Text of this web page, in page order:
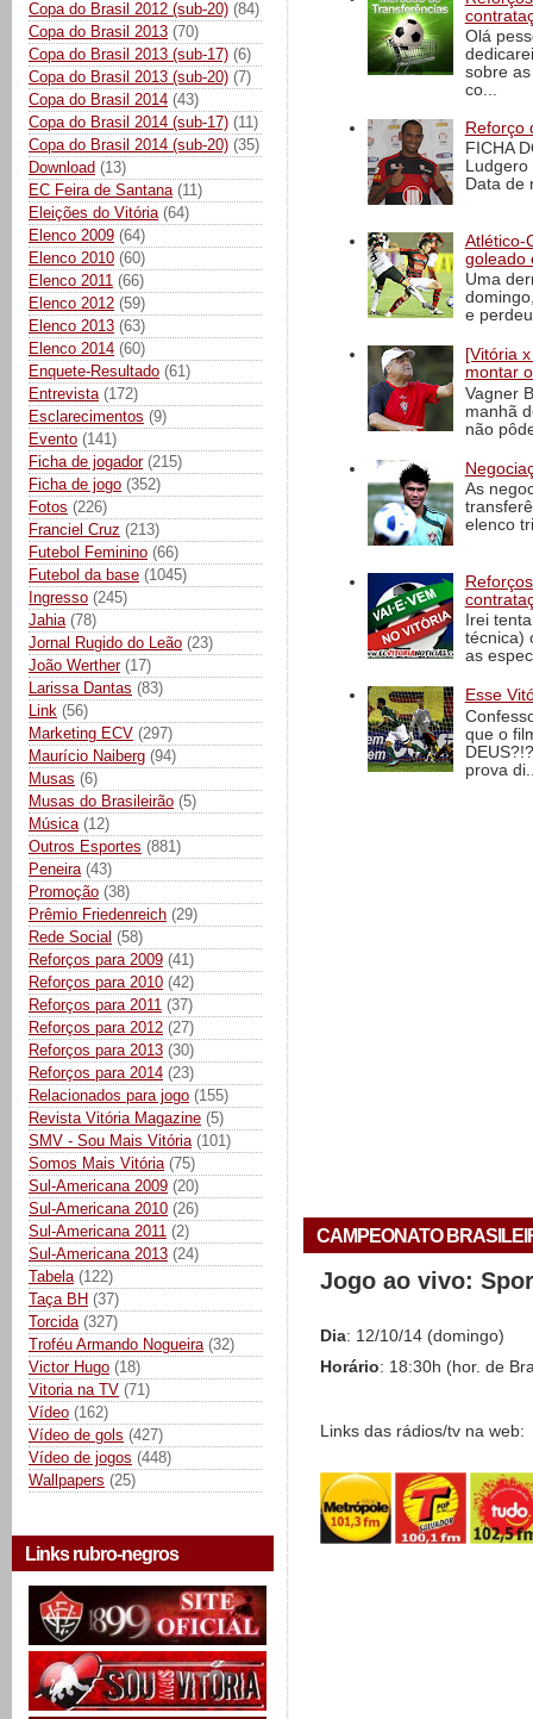
Copa do Brasil 2012 (sub-20) (84)
Copa do Brasil 2013 (70)
Copa do Brasil 2013 (sub-17) (6)
Copa do Brasil 2013 (sub-20) (7)
Copa do Brasil 2014 (43)
Copa do Brasil 2014 (sub-17) (11)
Copa do Brasil 2014 (sub-20) (35)
Download (13)
EC Feira de Santana (11)
Eleições do Vitória (64)
Elenco 2009 (64)
Elenco 2010 (60)
Elenco 2011 (66)
Elenco 2012 (59)
Elenco 2013 (63)
Elenco 2014 (60)
Enquete-Resultado (61)
Entrevista (172)
Esclarecimentos (9)
Evento (141)
Ficha de jogador (215)
Ficha de jogo (352)
Fotos (226)
Franciel Cruz (213)
Futebol Feminino (66)
Futebol da base (1045)
Ingresso (245)
Jahia (78)
Jornal Rugido do Leão (23)
João Werther (17)
Larissa Dantas (83)
Link (56)
Marketing ECV (297)
Maurício Naiberg (94)
Musas (6)
Musas do Brasileirão (5)
Música (12)
Outros Esportes (881)
Peneira (43)
Promoção (38)
Prêmio Friedenreich (29)
Rede Social (58)
Reforços para 2009 (41)
Reforços para 2010 (42)
Reforços para 2011 (37)
Reforços para 2012 (27)
Reforços para 2013 (30)
Reforços para 2014 (23)
Relacionados para jogo (155)
Revista Vitória Magazine (5)
SMV - Sou Mais Vitória (101)
Somos Mais Vitória (75)
Sul-Americana 2009 (20)
Sul-Americana 2010 (26)
Sul-Americana 2011 (2)
Sul-Americana 2013 (24)
Tabela (122)
Taça BH (37)
Torcida (327)
Troféu Armando Nogueira (32)
Victor Hugo (18)
Vitoria na TV (71)
Vídeo (162)
Vídeo de gols (427)
Vídeo de jogos (448)
Wallpapers (25)
Links rubro-negros
Olá
sobre
co...
Reforço
FICHA
Data de
Atlético-
goleado
Uma
e
[Vitória
montar
Vagner
manhã
não
As
elenco
Irei
técnica)
as
Esse
que o
prova
CAMPEONATO
Jogo ao vivo:
Dia: 12/10/14 (domingo)
Horário: 18:30h (hor. de
Links das rádios/tv na web: